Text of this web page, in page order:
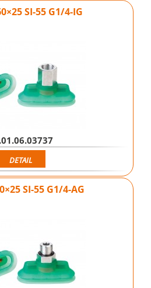
SI-55 G1/4-IG
DETAIL
SI-55 G1/4-AG